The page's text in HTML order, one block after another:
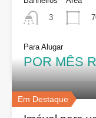
3
Para Alugar
POR MÊS
Em Destaque